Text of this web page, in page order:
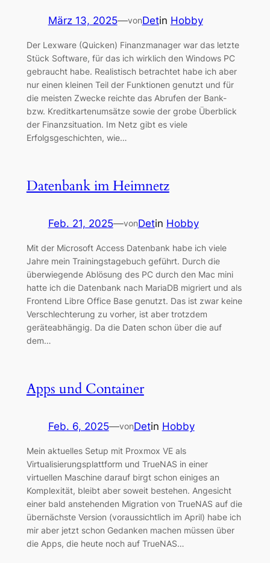
März 13, 2025—vonDetin Hobby
Der Lexware (Quicken) Finanzmanager war das letzte
Stück Software, für das ich wirklich den Windows PC
gebraucht habe. Realistisch betrachtet habe ich aber
nur einen kleinen Teil der Funktionen genutzt und für
die meisten Zwecke reichte das Abrufen der Bank-
bzw. Kreditkartenumsätze sowie der grobe Überblick
der Finanzsituation. Im Netz gibt es viele
Erfolgsgeschichten, wie…
Datenbank im Heimnetz
Feb. 21, 2025—vonDetin Hobby
Mit der Microsoft Access Datenbank habe ich viele
Jahre mein Trainingstagebuch geführt. Durch die
überwiegende Ablösung des PC durch den Mac mini
hatte ich die Datenbank nach MariaDB migriert und als
Frontend Libre Office Base genutzt. Das ist zwar keine
Verschlechterung zu vorher, ist aber trotzdem
geräteabhängig. Da die Daten schon über die auf
dem…
Apps und Container
Feb. 6, 2025—vonDetin Hobby
Mein aktuelles Setup mit Proxmox VE als
Virtualisierungsplattform und TrueNAS in einer
virtuellen Maschine darauf birgt schon einiges an
Komplexität, bleibt aber soweit bestehen. Angesicht
einer bald anstehenden Migration von TrueNAS auf die
übernächste Version (voraussichtlich im April) habe ich
mir aber jetzt schon Gedanken machen müssen über
die Apps, die heute noch auf TrueNAS…